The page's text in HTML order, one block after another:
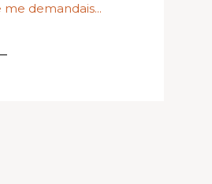
demandais...